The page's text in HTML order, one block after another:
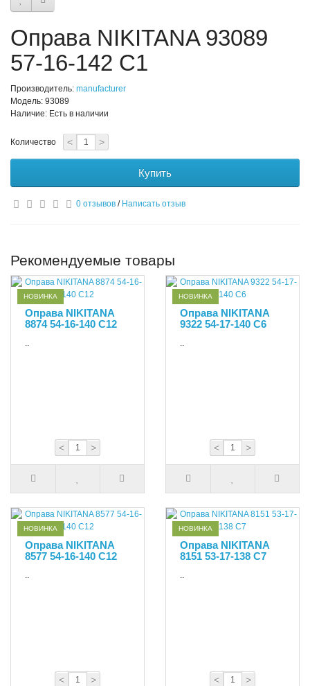
Оправа NIKITANA 93089
57-16-142 C1
Производитель: manufacturer
Модель: 93089
Наличие: Есть в наличии
Количество < >
Купить
0 отзывов / Написать отзыв
Рекомендуемые товары
НОВИНКА
Оправа NIKITANA
8874 54-16-140 C12
..
< >
НОВИНКА
Оправа NIKITANA
9322 54-17-140 С6
..
< >
НОВИНКА
Оправа NIKITANA
8577 54-16-140 С12
..
< >
НОВИНКА
Оправа NIKITANA
8151 53-17-138 С7
..
< >